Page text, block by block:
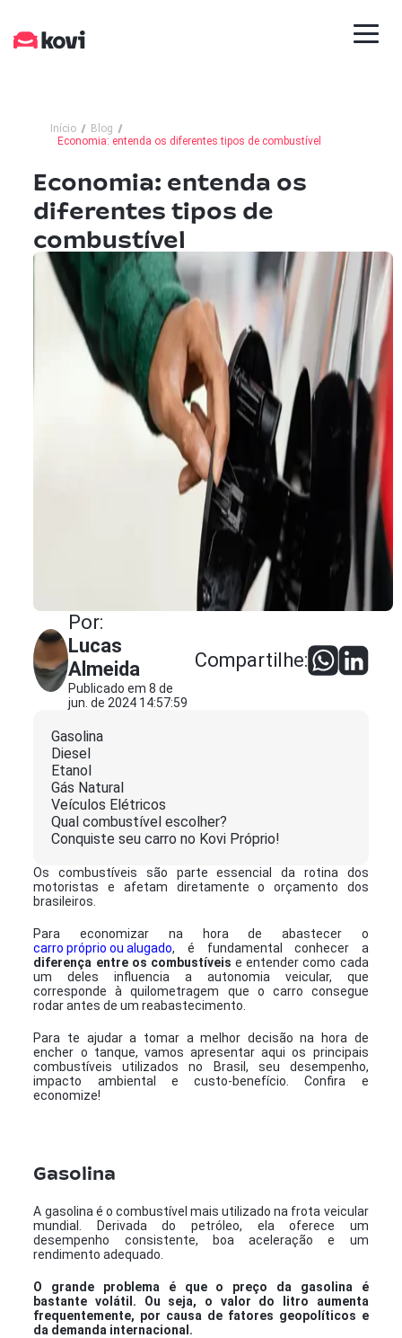
Início
Blog
Economia: entenda os diferentes tipos de combustível
Economia: entenda os
diferentes tipos de
combustível
Por:
Lucas
Almeida
Publicado em 8 de
jun. de 2024 14:57:59
Compartilhe:
Gasolina
Diesel
Etanol
Gás Natural
Veículos Elétricos
Qual combustível escolher?
Conquiste seu carro no Kovi Próprio!
Os combustíveis são parte essencial da rotina dos
motoristas e afetam diretamente o orçamento dos
brasileiros.
Para economizar na hora de abastecer o
carro próprio ou alugado, é fundamental conhecer a
diferença entre os combustíveis e entender como cada
um deles influencia a autonomia veicular, que
corresponde à quilometragem que o carro consegue
rodar antes de um reabastecimento.
Para te ajudar a tomar a melhor decisão na hora de
encher o tanque, vamos apresentar aqui os principais
combustíveis utilizados no Brasil, seu desempenho,
impacto ambiental e custo-benefício. Confira e
economize!
Gasolina
A gasolina é o combustível mais utilizado na frota veicular
mundial. Derivada do petróleo, ela oferece um
desempenho consistente, boa aceleração e um
rendimento adequado.
O grande problema é que o preço da gasolina é
bastante volátil. Ou seja, o valor do litro aumenta
frequentemente, por causa de fatores geopolíticos e
da demanda internacional.